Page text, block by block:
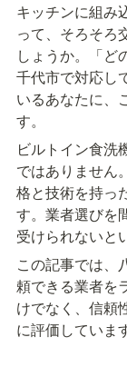
キッチンに組み
って、そろそろ
しょうか。「ど
千代市で対応し
いるあなたに、
す。
ビルトイン食洗
ではありません
格と技術を持っ
す。業者選びを
受けられないと
この記事では、
頼できる業者を
けでなく、信頼
に評価していま